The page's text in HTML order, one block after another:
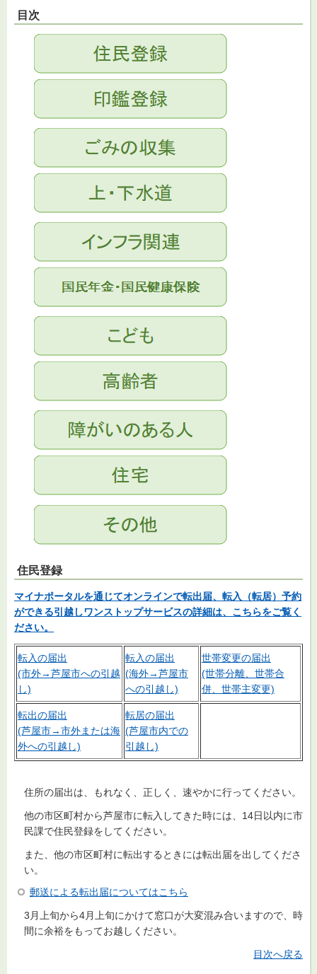
目次
住民登録
マイナポータルを通じてオンラインで転出届、転入（転居）予約
ができる引越しワンストップサービスの詳細は、こちらをご覧く
ださい。
転入の届出
(市外→芦屋市への引越
し)
転入の届出
(海外→芦屋市
への引越し)
世帯変更の届出
(世帯分離、世帯合
併、世帯主変更)
転出の届出
(芦屋市→市外または海
外への引越し)
転居の届出
(芦屋市内での
引越し)
住所の届出は、もれなく、正しく、速やかに行ってください。
他の市区町村から芦屋市に転入してきた時には、14日以内に市
民課で住民登録をしてください。
また、他の市区町村に転出するときには転出届を出してくださ
い。
郵送による転出届についてはこちら
3月上旬から4月上旬にかけて窓口が大変混み合いますので、時
間に余裕をもってお越しください。
目次へ戻る